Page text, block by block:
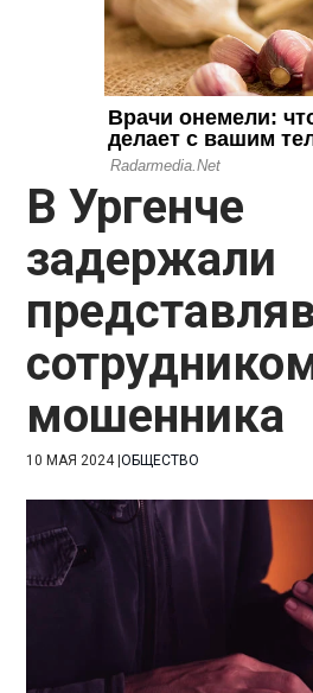
В Ургенче
задержали
мошенника
10 МАЯ 2024|ОБЩЕСТВО